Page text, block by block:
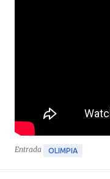
Entrada OLIMPIA